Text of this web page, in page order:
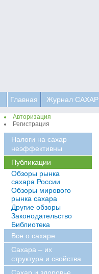
Главная Журнал САХАР
Авторизация
Регистрация
Налоги на сахар
неэффективны
Публикации
Обзоры рынка
сахара России
Обзоры мирового
рынка сахара
Другие обзоры
Законодательство
Библиотека
Все о сахаре
Сахара – их
структура и свойства